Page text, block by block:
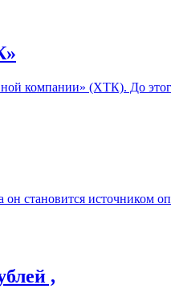
компании» (ХТК). До
становится источником
,